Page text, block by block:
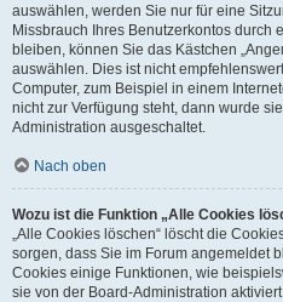
auswählen, werden Sie nur für eine
Missbrauch Ihres Benutzerkontos durch
bleiben, können Sie das Kästchen
auswählen. Dies ist nicht
Computer, zum Beispiel in einem
nicht zur Verfügung steht, dann wurde
Administration ausgeschaltet.
Nach oben
Wozu ist die Funktion „Alle Cookies
„Alle Cookies löschen“ löscht die
sorgen, dass Sie im Forum angemeldet
Cookies einige Funktionen, wie
sie von der Board-Administration